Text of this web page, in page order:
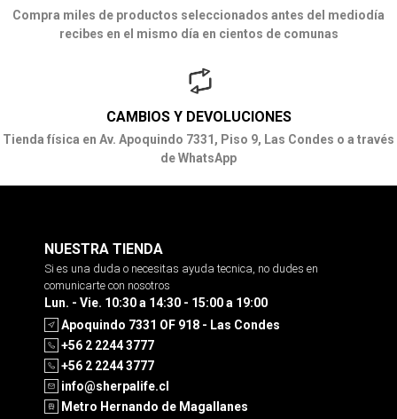
Compra miles de productos seleccionados antes del mediodía
recibes en el mismo día en cientos de comunas
CAMBIOS Y DEVOLUCIONES
Tienda física en Av. Apoquindo 7331, Piso 9, Las Condes o a través
de WhatsApp
NUESTRA TIENDA
Si es una duda o necesitas ayuda tecnica, no dudes en
comunicarte con nosotros
Lun. - Vie. 10:30 a 14:30 - 15:00 a 19:00
Apoquindo 7331 OF 918 - Las Condes
+56 2 2244 3777
+56 2 2244 3777
info@sherpalife.cl
Metro Hernando de Magallanes